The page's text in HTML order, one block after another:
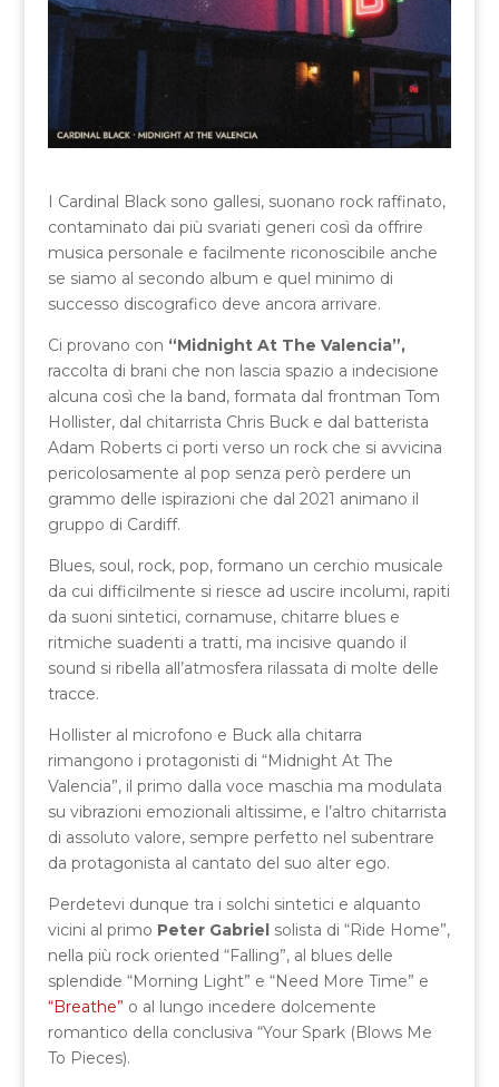
I Cardinal Black sono gallesi, suonano rock raffinato,
contaminato dai più svariati generi così da offrire
musica personale e facilmente riconoscibile anche
se siamo al secondo album e quel minimo di
successo discografico deve ancora arrivare.
Ci provano con “Midnight At The Valencia”,
raccolta di brani che non lascia spazio a indecisione
alcuna così che la band, formata dal frontman Tom
Hollister, dal chitarrista Chris Buck e dal batterista
Adam Roberts ci porti verso un rock che si avvicina
pericolosamente al pop senza però perdere un
grammo delle ispirazioni che dal 2021 animano il
gruppo di Cardiff.
Blues, soul, rock, pop, formano un cerchio musicale
da cui difficilmente si riesce ad uscire incolumi, rapiti
da suoni sintetici, cornamuse, chitarre blues e
ritmiche suadenti a tratti, ma incisive quando il
sound si ribella all’atmosfera rilassata di molte delle
tracce.
Hollister al microfono e Buck alla chitarra
rimangono i protagonisti di “Midnight At The
Valencia”, il primo dalla voce maschia ma modulata
su vibrazioni emozionali altissime, e l’altro chitarrista
di assoluto valore, sempre perfetto nel subentrare
da protagonista al cantato del suo alter ego.
Perdetevi dunque tra i solchi sintetici e alquanto
vicini al primo Peter Gabrielsolista di “Ride Home”,
nella più rock oriented “Falling”, al blues delle
splendide “Morning Light” e “Need More Time” e
“Breathe” o al lungo incedere dolcemente
romantico della conclusiva “Your Spark (Blows Me
To Pieces).